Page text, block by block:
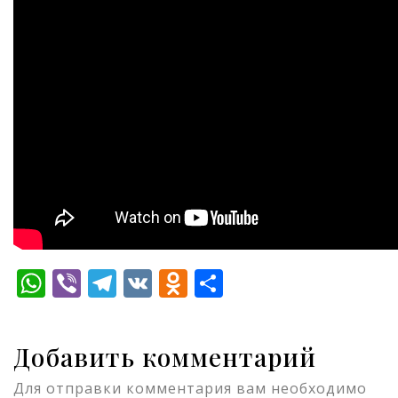
WhatsApp
ViberTelegram
VKOdnoklassniki
Добавить комментарий
Для отправки комментария вам необходимо